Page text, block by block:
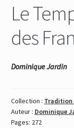
Le
des
Dominique Jardin
Collection : Tradition
Auteur : Dominique
Pages: 272